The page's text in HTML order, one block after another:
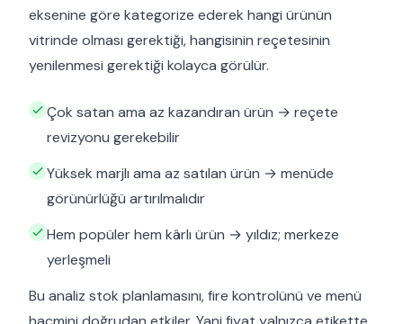
eksenine göre kategorize ederek hangi ürünün
vitrinde olması gerektiği, hangisinin reçetesinin
yenilenmesi gerektiği kolayca görülür.
Çok satan ama az kazandıran ürün → reçete
revizyonu gerekebilir
Yüksek marjlı ama az satılan ürün → menüde
görünürlüğü artırılmalıdır
Hem popüler hem kârlı ürün → yıldız; merkeze
yerleşmeli
Bu analiz stok planlamasını, fire kontrolünü ve menü